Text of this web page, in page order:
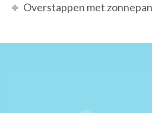
Overstappen met